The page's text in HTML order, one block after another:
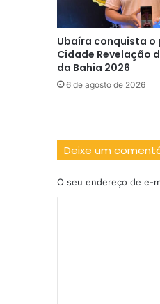
Ubaíra conquista o
Cidade Revelação
da Bahia 2026
6 de agosto de 2026
Deixe um
O seu endereço de e-